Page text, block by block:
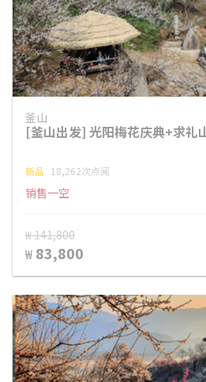
釜山
[釜山出发] 光阳梅花庆典+求礼
新品 18,262次点阅
销售一空
₩ 141,800
₩ 83,800